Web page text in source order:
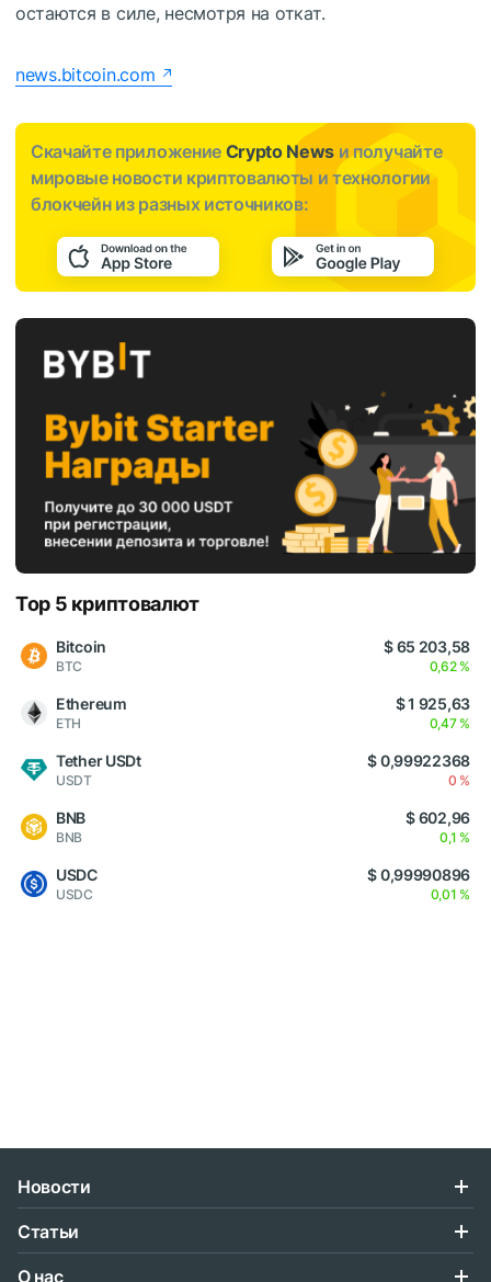
остаются в силе, несмотря на откат.
news.bitcoin.com
Скачайте приложение Crypto News и получайте
мировые новости криптовалюты и технологии
блокчейн из разных источников:
Top 5 криптовалют
Bitcoin
BTC
$ 65 203,58
0,62 %
Ethereum
ETH
$ 1 925,63
0,47 %
Tether USDt
USDT
$ 0,99922368
0 %
BNB
BNB
$ 602,96
0,1 %
USDC
USDC
$ 0,99990896
0,01 %
Новости
Статьи
О нас